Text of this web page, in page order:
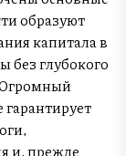
образуют
капитала в
без глубокого
и, прежде